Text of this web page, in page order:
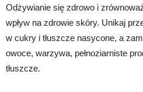
Odżywianie się zdrowo i
wpływ na zdrowie skóry. Unikaj
w cukry i tłuszcze nasycone, a
owoce, warzywa, pełnoziarniste
tłuszcze.